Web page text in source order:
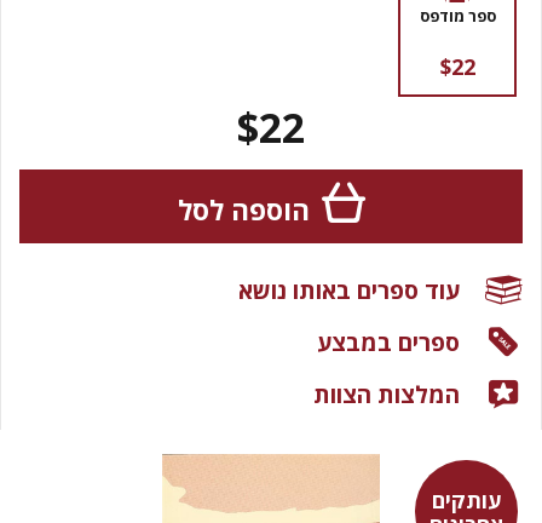
עותקים
ספר מודפס
$22
$22
הוספה לסל
עוד ספרים באותו נושא
ספרים במבצע
המלצות הצוות